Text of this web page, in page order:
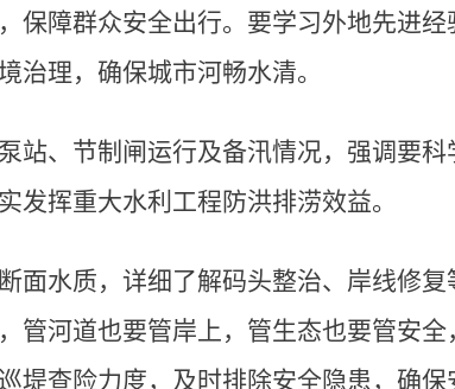
保障群众安全出行。要学习外地先进
治理，确保城市河畅水清。
站、节制闸运行及备汛情况，强调要
发挥重大水利工程防洪排涝效益。
面水质，详细了解码头整治、岸线修
管河道也要管岸上，管生态也要管安
查险力度，及时排除安全隐患，确保